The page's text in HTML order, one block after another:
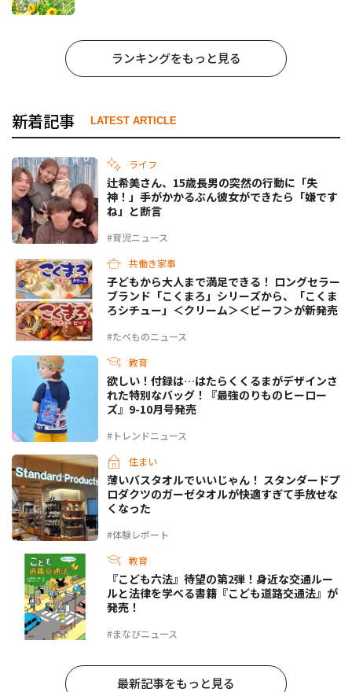
ランキングをもっと見る
新着記事 LATEST ARTICLE
ライフ
#育児ニュース
辻希美さん、15歳長男の突然の行動に「失
神！」手がかかるぶん彼女ができたら「嫌です
ね」と断言
共働き家事
#たべものニュース
子どもから大人まで満足できる！ ロングセラー
ブランド「こくまろ」シリーズから、「こくま
ろシチュー」＜クリーム＞＜ビーフ＞が新発売
教育
#トレンドニュース
欲しい！付録は…はたらくくるまがデザインさ
れた特別なバッグ！『最強のりものヒーロー
ズ』9-10月号発売
住まい
#体験レポート
薄いバスタオルでいいじゃん！ スタンダードプ
ロダクツのガーゼタオルが快適すぎて手放せな
くなった
教育
#まなびニュース
『こども六法』待望の第2弾！身近な交通ルー
ルと法律を学べる書籍『こども道路交通法』が
発売！
最新記事をもっと見る